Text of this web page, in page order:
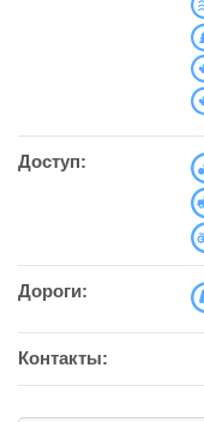
Доступ:
Дороги:
Контакты: